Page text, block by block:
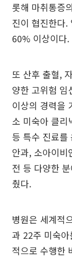
롯해 마취통증
진이 협진한다.
60% 이상이다.
또 산후 출혈,
양한 고위험 임
이상의 경력을
소 미숙아 클리
등 특수 진료를
안과, 소아이비
전 등 다양한
췄다.
병원은 세계적
과 22주 미숙
적으로 수행한